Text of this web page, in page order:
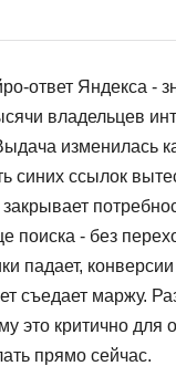
ответ Яндекса -
владельцев
изменилась
синих ссылок
поиска - без
падает, конверсии
съедает маржу.
это критично для
прямо сейчас.